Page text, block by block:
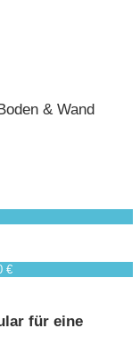
& Wand
€
für eine